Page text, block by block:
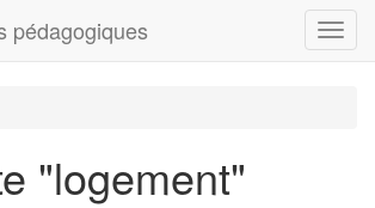
pédagogiques
"logement"